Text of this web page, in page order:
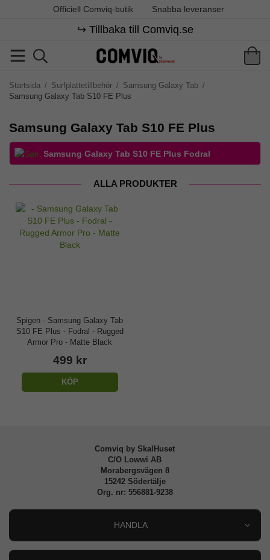
Officiell Comviq-butik Snabba leveranser
↪️ Tillbaka till Comviq.se
Startsida / Surfplattetillbehör / Samsung Galaxy Tab /
Samsung Galaxy Tab S10 FE Plus
Samsung Galaxy Tab S10 FE Plus
Samsung Galaxy Tab S10 FE Plus Fodral
ALLA PRODUKTER
Spigen - Samsung Galaxy Tab
S10 FE Plus - Fodral - Rugged
Armor Pro - Matte Black
499 kr
KÖP
Comviq by SkalHuset
C/O Lowwi AB
Morabergsvägen 8
15242 Södertälje
Org. nr: 556881-9238
HANDLA